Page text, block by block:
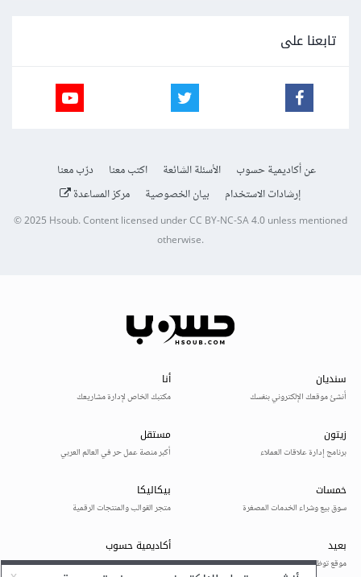
تابعنا على
عن أكاديمية حسوب الأسئلة الشائعة اكتب معنا
درّب معنا
إرشادات الاستخدام
بيان الخصوصية مركز المساعدة
© 2025Hsoub.Content licensed underCC BY-NC-SA 4.0unless mentioned
otherwise.